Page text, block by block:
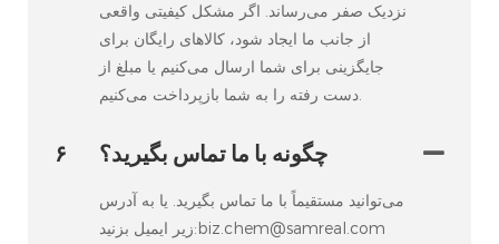
نزدیک صفر می‌رساند. اگر مشکل کیفیتی واقعی
از جانب ما ایجاد شود، کالاهای رایگان برای
جایگزینی برای شما ارسال می‌کنیم یا مبلغ از
دست رفته را به شما بازپرداخت می‌کنیم.
۶ چگونه با ما تماس بگیرید؟
می‌توانید مستقیماً با ما تماس بگیرید. یا به آدرس
زیر ایمیل بزنید:biz.chem@samreal.com